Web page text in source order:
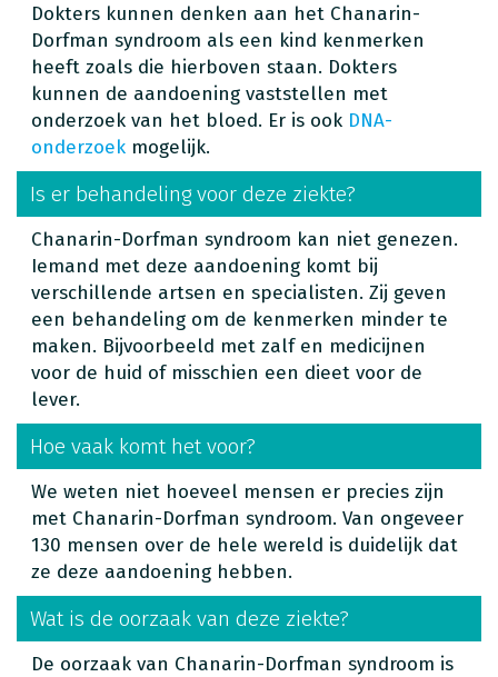
Dokters kunnen denken aan het Chanarin-
Dorfman syndroom als een kind kenmerken
heeft zoals die hierboven staan. Dokters
kunnen de aandoening vaststellen met
onderzoek van het bloed. Er is ook DNA-
onderzoek mogelijk.
Is er behandeling voor deze ziekte?
Chanarin-Dorfman syndroom kan niet genezen.
Iemand met deze aandoening komt bij
verschillende artsen en specialisten. Zij geven
een behandeling om de kenmerken minder te
maken. Bijvoorbeeld met zalf en medicijnen
voor de huid of misschien een dieet voor de
lever.
Hoe vaak komt het voor?
We weten niet hoeveel mensen er precies zijn
met Chanarin-Dorfman syndroom. Van ongeveer
130 mensen over de hele wereld is duidelijk dat
ze deze aandoening hebben.
Wat is de oorzaak van deze ziekte?
De oorzaak van Chanarin-Dorfman syndroom is